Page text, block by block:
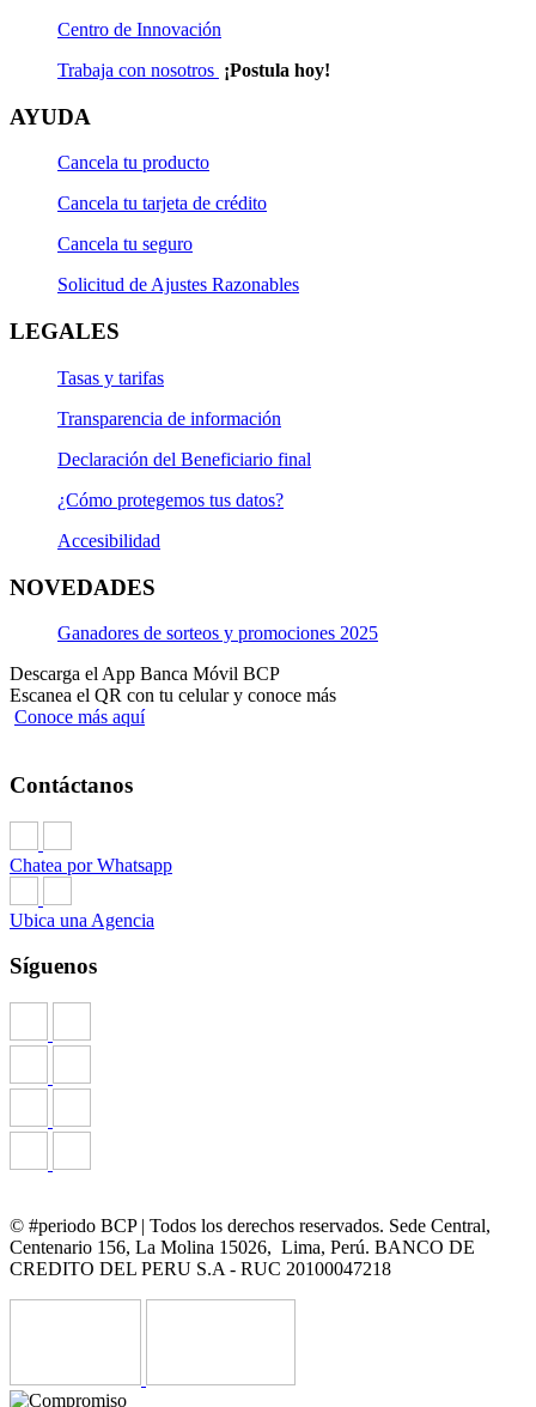
Centro de Innovación
Trabaja con nosotros ¡Postula hoy!
AYUDA
Cancela tu producto
Cancela tu tarjeta de crédito
Cancela tu seguro
Solicitud de Ajustes Razonables
LEGALES
Tasas y tarifas
Transparencia de información
Declaración del Beneficiario final
¿Cómo protegemos tus datos?
Accesibilidad
NOVEDADES
Ganadores de sorteos y promociones 2025
Descarga el App Banca Móvil BCP
Escanea el QR con tu celular y conoce más
Conoce más aquí
Contáctanos
Chatea por Whatsapp
Ubica una Agencia
Síguenos
© #periodo BCP | Todos los derechos reservados. Sede Central,
Centenario 156, La Molina 15026, Lima, Perú. BANCO DE
CREDITO DEL PERU S.A - RUC 20100047218